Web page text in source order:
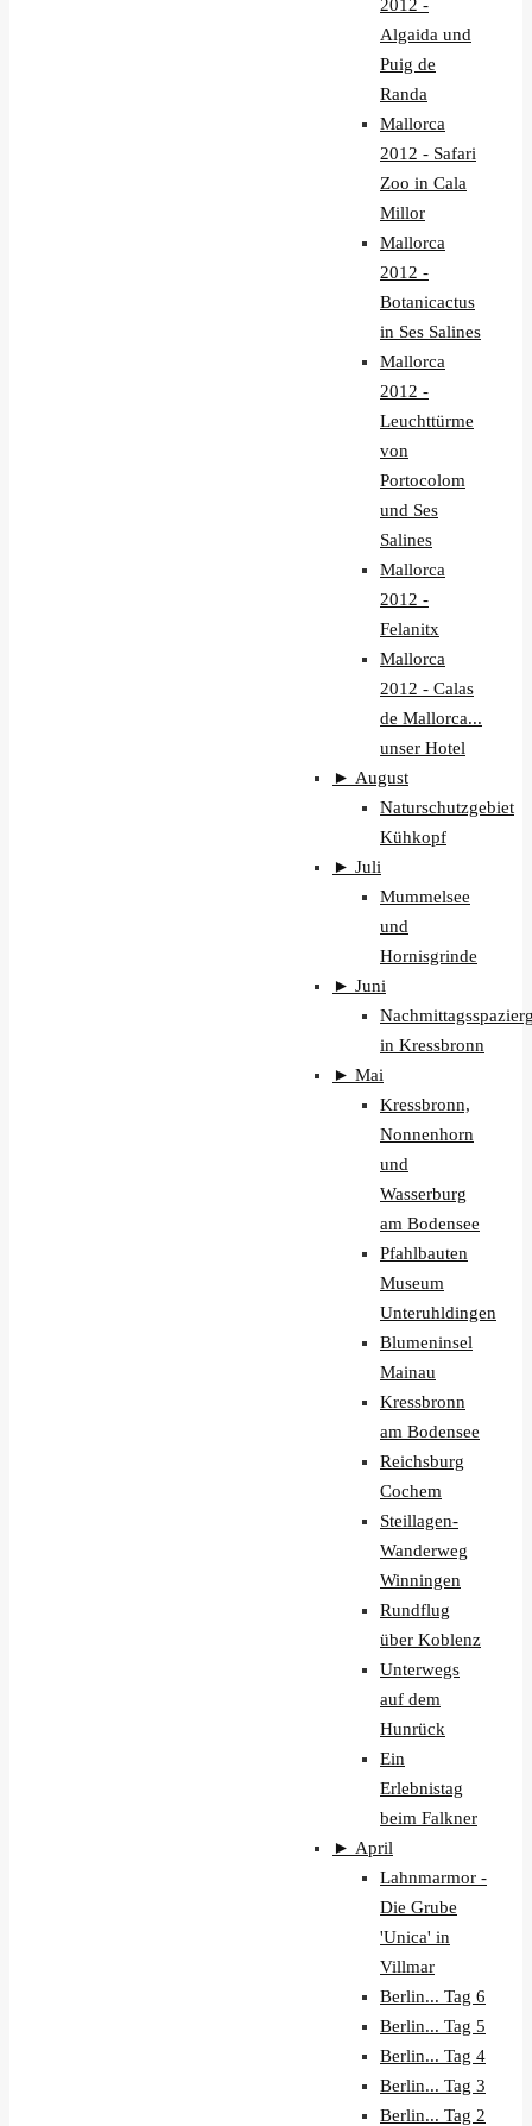
2012 -
Algaida und
Puig de
Randa
Mallorca
2012 - Safari
Zoo in Cala
Millor
Mallorca
2012 -
Botanicactus
in Ses Salines
Mallorca
2012 -
Leuchttürme
von
Portocolom
und Ses
Salines
Mallorca
2012 -
Felanitx
Mallorca
2012 - Calas
de Mallorca...
unser Hotel
► August
Naturschutzgebiet
Kühkopf
► Juli
Mummelsee
und
Hornisgrinde
► Juni
in Kressbronn
► Mai
Kressbronn,
Nonnenhorn
und
Wasserburg
am Bodensee
Pfahlbauten
Museum
Unteruhldingen
Blumeninsel
Mainau
Kressbronn
am Bodensee
Reichsburg
Cochem
Steillagen-
Wanderweg
Winningen
Rundflug
über Koblenz
Unterwegs
auf dem
Hunrück
Ein
Erlebnistag
beim Falkner
► April
Lahnmarmor -
Die Grube
'Unica' in
Villmar
Berlin... Tag 6
Berlin... Tag 5
Berlin... Tag 4
Berlin... Tag 3
Berlin... Tag 2